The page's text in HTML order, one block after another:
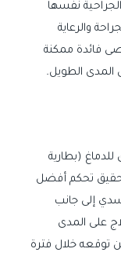
نفسها
والرعاية
فائدة ممكنة
الطويل.
(بطارية
تحكم أفضل
إلى جانب
على المدى
توقعه خلال فترة